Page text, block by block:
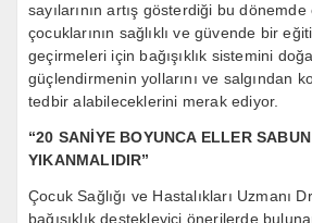
sayılarının artış gösterdiği bu
çocuklarının sağlıklı ve güvende bir
geçirmeleri için bağışıklık sistemini
güçlendirmenin yollarını ve salgından
tedbir alabileceklerini merak ediyor.
“20 SANİYE BOYUNCA ELLER
YIKANMALIDIR”
Çocuk Sağlığı ve Hastalıkları Uzmanı
bağışıklık destekleyici önerilerde